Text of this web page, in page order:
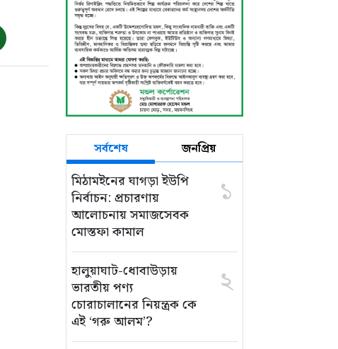
সর্বশেষ জনপ্রিয়
মিঠামইনের ঘাগড়া ইউপি
নির্বাচন: প্রচারণায়
আলোচনায় সমাজসেবক
মোস্তফা কামাল
১
হালুয়াঘাট-ধোবাউড়ায়
ভারতীয় পণ্য
চোরাচালানের নিয়ন্ত্রক কে
এই ‘গরু আলম’?
২